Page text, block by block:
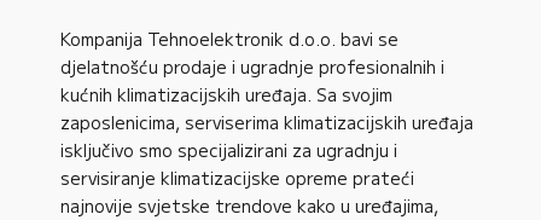
Kompanija Tehnoelektronik d.o.o. bavi se
djelatnošću prodaje i ugradnje profesionalnih i
kućnih klimatizacijskih uređaja. Sa svojim
zaposlenicima, serviserima klimatizacijskih uređaja
isključivo smo specijalizirani za ugradnju i
servisiranje klimatizacijske opreme prateći
najnovije svjetske trendove kako u uređajima,